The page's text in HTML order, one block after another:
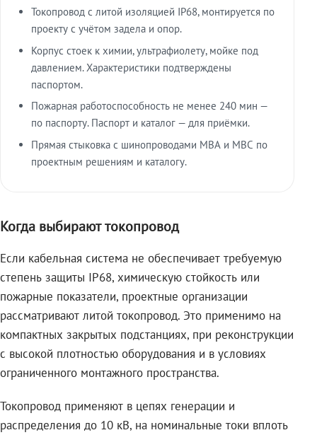
Токопровод с литой изоляцией IP68, монтируется по
проекту с учётом задела и опор.
Корпус стоек к химии, ультрафиолету, мойке под
давлением. Характеристики подтверждены
паспортом.
Пожарная работоспособность не менее 240 мин —
по паспорту. Паспорт и каталог — для приёмки.
Прямая стыковка с шинопроводами МВА и МВС по
проектным решениям и каталогу.
Когда выбирают токопровод
Если кабельная система не обеспечивает требуемую
степень защиты IP68, химическую стойкость или
пожарные показатели, проектные организации
рассматривают литой токопровод. Это применимо на
компактных закрытых подстанциях, при реконструкции
с высокой плотностью оборудования и в условиях
ограниченного монтажного пространства.
Токопровод применяют в цепях генерации и
распределения до 10 кВ, на номинальные токи вплоть